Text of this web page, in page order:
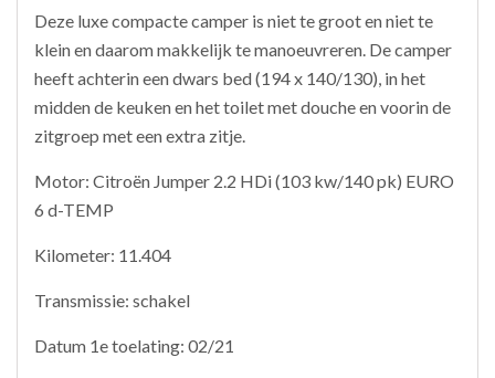
Deze luxe compacte camper is niet te groot en niet te
klein en daarom makkelijk te manoeuvreren. De camper
heeft achterin een dwars bed (194 x 140/130), in het
midden de keuken en het toilet met douche en voorin de
zitgroep met een extra zitje.
Motor: Citroën Jumper 2.2 HDi (103 kw/140 pk) EURO
6 d-TEMP
Kilometer: 11.404
Transmissie: schakel
Datum 1e toelating: 02/21